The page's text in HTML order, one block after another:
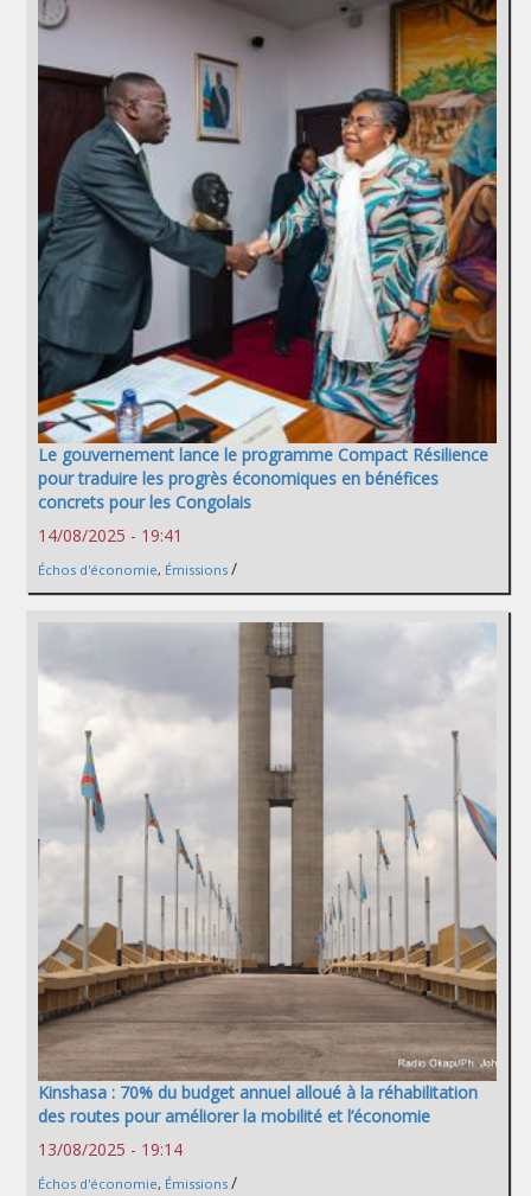
Le gouvernement lance le programme Compact Résilience
pour traduire les progrès économiques en bénéfices
concrets pour les Congolais
14/08/2025 - 19:41
Échos d'économie, Émissions /
Kinshasa : 70% du budget annuel alloué à la réhabilitation
des routes pour améliorer la mobilité et l’économie
13/08/2025 - 19:14
Échos d'économie, Émissions /